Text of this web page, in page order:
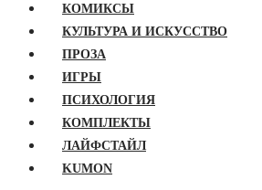
КОМИКСЫ
КУЛЬТУРА И ИСКУССТВО
ПРОЗА
ИГРЫ
ПСИХОЛОГИЯ
КОМПЛЕКТЫ
ЛАЙФСТАЙЛ
KUMON